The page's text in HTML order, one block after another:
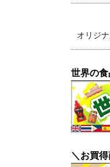
オリジ
世界の
＼お買